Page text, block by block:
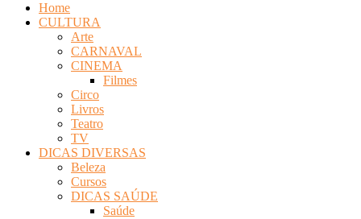
Home
CULTURA
Arte
CARNAVAL
CINEMA
Filmes
Circo
Livros
Teatro
TV
DICAS DIVERSAS
Beleza
Cursos
DICAS SAÚDE
Saúde